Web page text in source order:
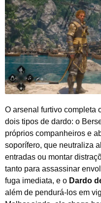
O arsenal furtivo completa
dois tipos de dardo: o
próprios companheiros e
soporífero, que neutraliza
entradas ou montar
tanto para assassinar
fuga imediata, e o Dardo
além de pendurá-los em